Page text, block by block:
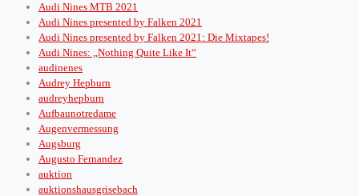
Audi Nines MTB 2021
Audi Nines presented by Falken 2021
Audi Nines presented by Falken 2021: Die Mixtapes!
Audi Nines: „Nothing Quite Like It“
audinenes
Audrey Hepburn
audreyhepburn
Aufbaunotredame
Augenvermessung
Augsburg
Augusto Fernandez
auktion
auktionshausgrisebach